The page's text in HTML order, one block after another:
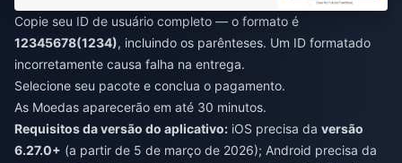
Copie seu ID de usuário completo — o formato é
12345678(1234), incluindo os parênteses. Um ID formatado
incorretamente causa falha na entrega.
Selecione seu pacote e conclua o pagamento.
As Moedas aparecerão em até 30 minutos.
Requisitos da versão do aplicativo: iOS precisa da versão
6.27.0+ (a partir de 5 de março de 2026); Android precisa da